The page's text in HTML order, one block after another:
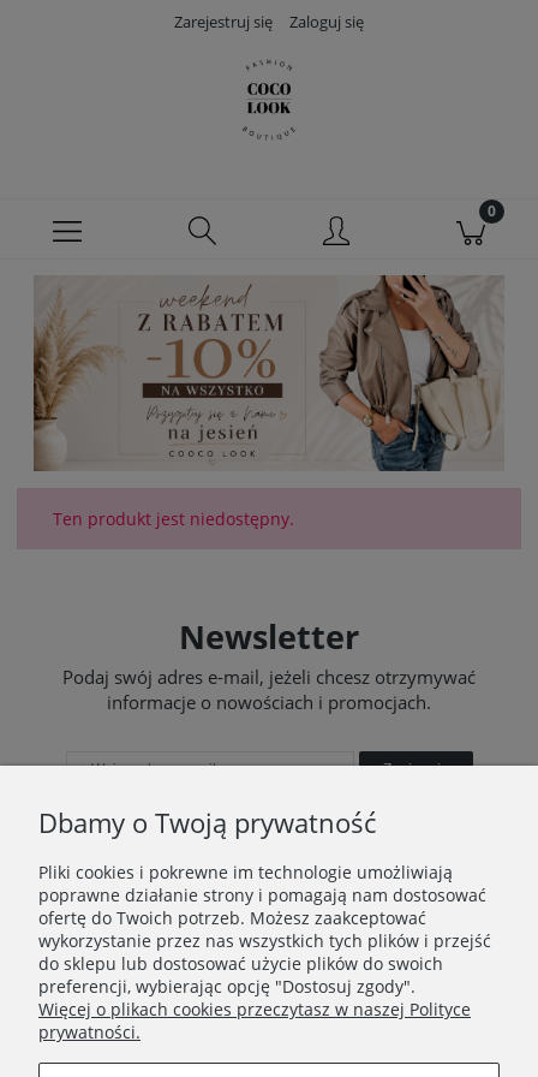
Zarejestruj się Zaloguj się
Ten produkt jest niedostępny.
Newsletter
Podaj swój adres e-mail, jeżeli chcesz otrzymywać
informacje o nowościach i promocjach.
Zapisz się
STOPKA
Ustawienia plików cookies
O nas
Regulamin
Dbamy o Twoją prywatność
Pliki cookies i pokrewne im technologie umożliwiają
poprawne działanie strony i pomagają nam dostosować
ofertę do Twoich potrzeb. Możesz zaakceptować
wykorzystanie przez nas wszystkich tych plików i przejść
do sklepu lub dostosować użycie plików do swoich
preferencji, wybierając opcję "Dostosuj zgody".
Więcej o plikach cookies przeczytasz w naszej Polityce
prywatności.